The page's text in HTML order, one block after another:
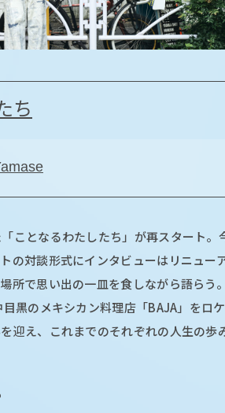
ち
ことなるわたしたち」が再スタート。
の対談形式にインタビューはリニューア
所で思い出の一皿を食しながら語らう
黒のメキシカン料理店「BAJA」をロ
迎え、これまでのそれぞれの人生の歩